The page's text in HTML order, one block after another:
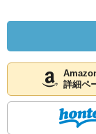
詳細ペ